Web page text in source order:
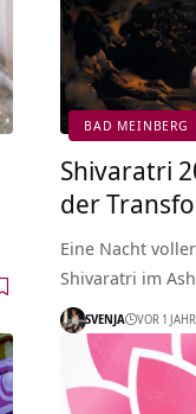
BAD MEINBERG
Shivaratri
der
Eine Nacht
Shivaratri im
SVENJA VOR 1 JAHR